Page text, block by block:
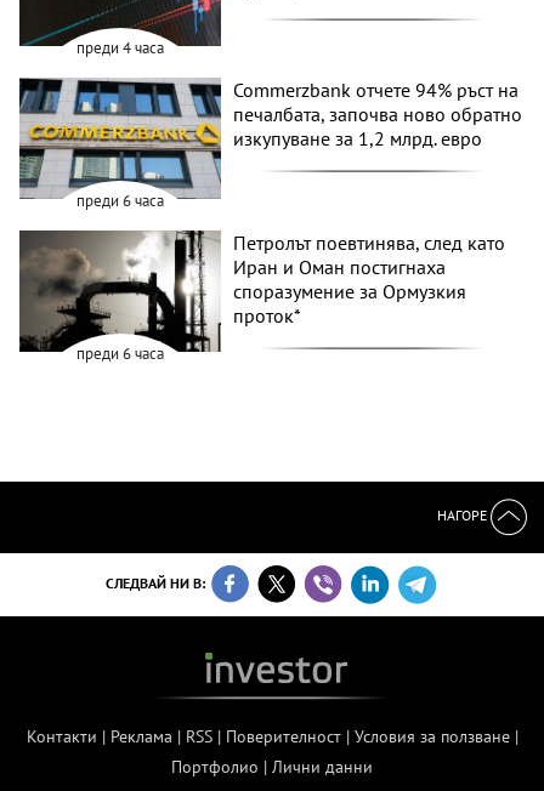
преди 4 часа
преди 6 часа
Commerzbank отчете 94% ръст на
печалбата, започва ново обратно
изкупуване за 1,2 млрд. евро
преди 6 часа
Петролът поевтинява, след като
Иран и Оман постигнаха
споразумение за Ормузкия
проток*
НАГОРЕ
СЛЕДВАЙ НИ В:
Контакти | Реклама | RSS| Поверителност| Условия за ползване|
Портфолио | Лични данни